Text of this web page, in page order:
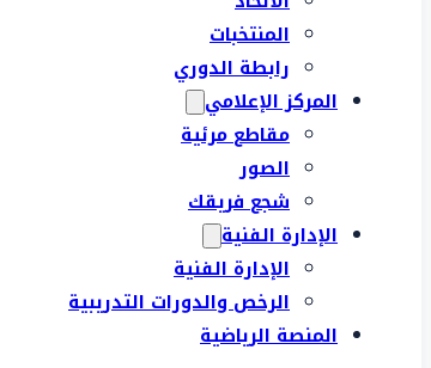
المنتخبات
رابطة الدوري
المركز الإعلامي
مقاطع مرئية
الصور
شجع فريقك
الإدارة الفنية
الإدارة الفنية
الرخص والدورات التدريبية
المنصة الرياضية